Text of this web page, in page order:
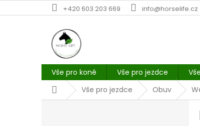
na
+420 603 203 669 info@horselife.cz
Vše pro koně Vše pro jezdce
DomůVše pro jezdce Obuv